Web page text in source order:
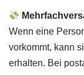
Wenn eine
vorkommt, kann
erhalten. Bei